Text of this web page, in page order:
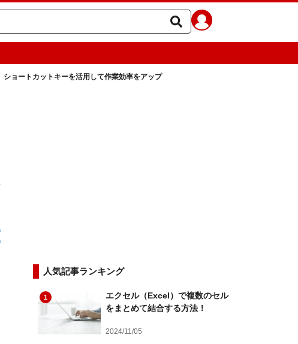
ショートカットキーを活用して作業効率をアップ
人気記事ランキング
1
エクセル（Excel）で複数のセル
をまとめて結合する方法！
2024/11/05